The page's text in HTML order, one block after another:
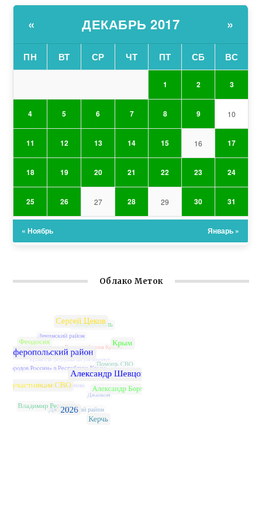
« ДЕКАБРЬ 2017 »
ПН ВТ СР ЧТ ПТ СБ ВС
1 2 3
4 5 6 7 8 9 10
11 12 13 14 15 16 17
18 19 20 21 22 23 24
25 26 27 28 29 30 31
« Ноябрь Январь »
Облако Меток